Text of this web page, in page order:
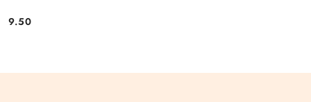
Cena:
9.50